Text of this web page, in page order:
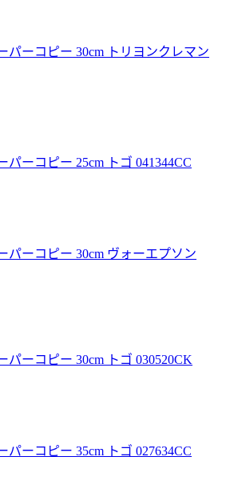
パーコピー 30cm トリヨンクレマン
パーコピー 25cm トゴ 041344CC
パーコピー 30cm ヴォーエプソン
パーコピー 30cm トゴ 030520CK
パーコピー 35cm トゴ 027634CC